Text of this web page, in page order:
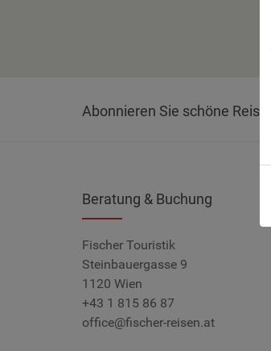
Abonnieren Sie schöne
Beratung & Buchung
Fischer Touristik
Steinbauergasse 9
1120 Wien
+43 1 815 86 87
office@fischer-reisen.at